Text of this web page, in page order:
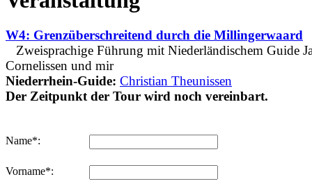
W4: Grenzüberschreitend durch die Millingerwaard
Zweisprachige Führung mit Niederländischem Guide
Cornelissen und mir
Niederrhein-Guide: Christian Theunissen
Der Zeitpunkt der Tour wird noch vereinbart.
Name*:
Vorname*: